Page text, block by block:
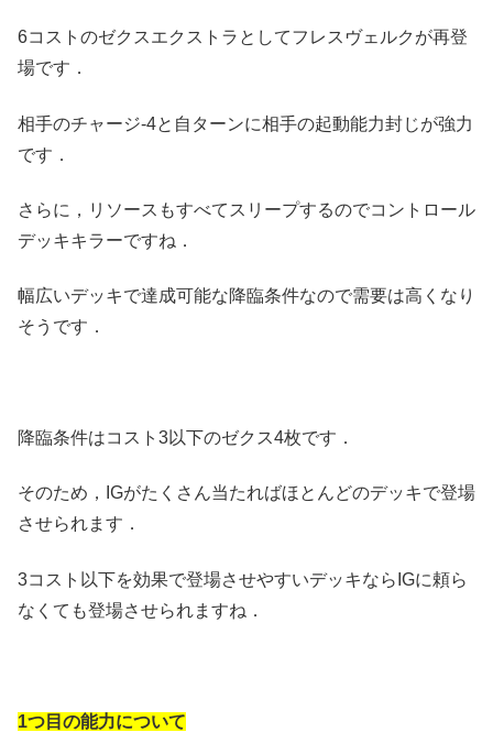
6コストのゼクスエクストラとしてフレスヴェルクが再登
場です．
相手のチャージ-4と自ターンに相手の起動能力封じが強力
です．
さらに，リソースもすべてスリープするのでコントロール
デッキキラーですね．
幅広いデッキで達成可能な降臨条件なので需要は高くなり
そうです．
降臨条件はコスト3以下のゼクス4枚です．
そのため，IGがたくさん当たればほとんどのデッキで登場
させられます．
3コスト以下を効果で登場させやすいデッキならIGに頼ら
なくても登場させられますね．
1つ目の能力について